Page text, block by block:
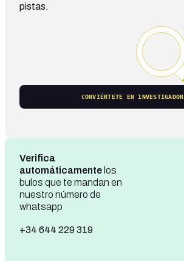
pistas.
CONVIÉRTETE EN INVESTIGADOR
Verifica
automáticamente los
bulos que te mandan en
nuestro número de
whatsapp
+34 644 229 319